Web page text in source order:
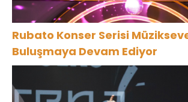
Rubato Konser Serisi
Buluşmaya Devam Ediyor